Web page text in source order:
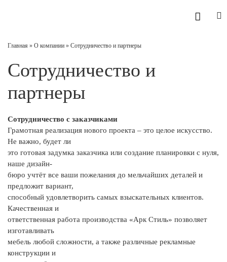
Главная » О компании » Сотрудничество и партнеры
Сотрудничество и
партнеры
Сотрудничество с заказчиками
Грамотная реализация нового проекта – это целое искусство.
Не важно, будет ли
это готовая задумка заказчика или создание планировки с нуля,
наше дизайн-
бюро учтёт все ваши пожелания до мельчайших деталей и
предложит вариант,
способный удовлетворить самых взыскательных клиентов.
Качественная и
ответственная работа производства «Арк Стиль» позволяет
изготавливать
мебель любой сложности, а также различные рекламные
конструкции и